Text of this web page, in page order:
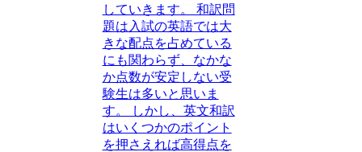
していきます。 和訳問
題は入試の英語では大
きな配点を占めている
にも関わらず、なかな
か点数が安定しない受
験生は多いと思いま
す。 しかし、英文和訳
はいくつかのポイント
を押さえれば高得点を